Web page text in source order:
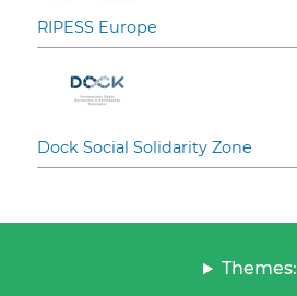
RIPESS Europe
Dock Social Solidarity Zone
Themes: